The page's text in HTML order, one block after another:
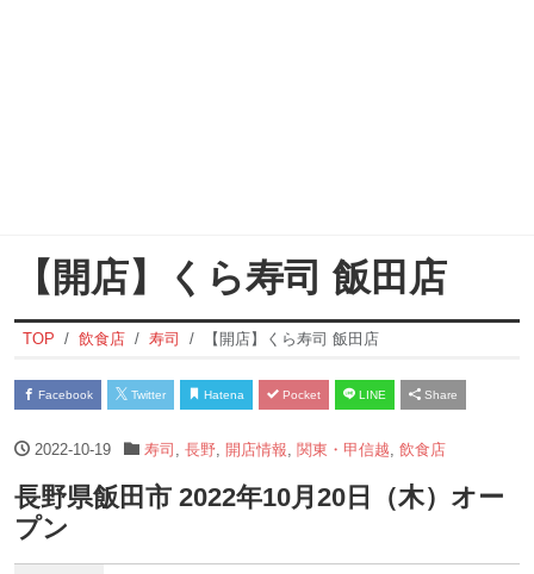
【開店】くら寿司 飯田店
TOP 飲食店 寿司 【開店】くら寿司 飯田店
Facebook Twitter Hatena Pocket LINE Share
2022-10-19 寿司 長野, 開店情報 関東・甲信越 飲食店
長野県飯田市 2022年10月20日（木）オー
プン